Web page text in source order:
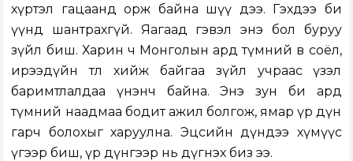
хүртэл гацаанд орж байна шүү дээ. Гэхдээ би
үүнд шантрахгүй. Яагаад гэвэл энэ бол буруу
зүйл биш. Харин ч Монголын ард түмний өв соёл,
ирээдүйн төлөө хийж байгаа зүйл учраас үзэл
баримтлалдаа үнэнч байна. Энэ зун би ард
түмний наадмаа бодит ажил болгож, ямар үр дүн
гарч болохыг харуулна. Эцсийн дүндээ хүмүүс
үгээр биш, үр дүнгээр нь дүгнэх биз ээ.